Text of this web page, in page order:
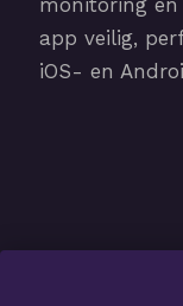
monitoring
app veilig,
iOS- en